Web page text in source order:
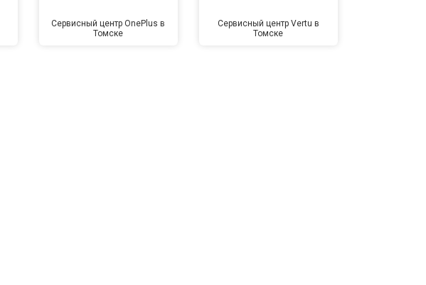
Сервисный центр OnePlus в
Томске
Сервисный центр Vertu в
Томске